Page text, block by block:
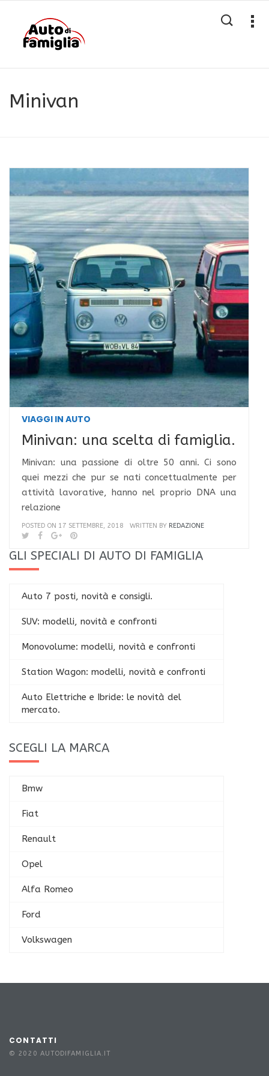
Minivan
VIAGGI IN AUTO
Minivan: una scelta di famiglia.
Minivan: una passione di oltre 50 anni. Ci sono
quei mezzi che pur se nati concettualmente per
attività lavorative, hanno nel proprio DNA una
relazione
POSTED ON 17 SETTEMBRE, 2018 WRITTEN BY REDAZIONE
GLI SPECIALI DI AUTO DI FAMIGLIA
Auto 7 posti, novità e consigli.
SUV: modelli, novità e confronti
Monovolume: modelli, novità e confronti
Station Wagon: modelli, novità e confronti
Auto Elettriche e Ibride: le novità del
mercato.
SCEGLI LA MARCA
Bmw
Fiat
Renault
Opel
Alfa Romeo
Ford
Volkswagen
CONTATTI
© 2020 AUTODIFAMIGLIA.IT